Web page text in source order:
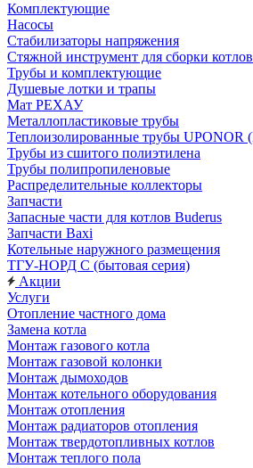
Комплектующие
Насосы
Стабилизаторы напряжения
Стяжной инструмент для сборки
Трубы и комплектующие
Душевые лотки и трапы
Мат РЕХАУ
Металлопластиковые трубы
Теплоизолированные трубы UPONOR
Трубы из сшитого полиэтилена
Трубы полипропиленовые
Распределительные коллекторы
Запчасти
Запасные части для котлов Buderus
Запчасти Baxi
Котельные наружного размещения
ТГУ-НОРД С (бытовая серия)
Акции
Услуги
Отопление частного дома
Замена котла
Монтаж газового котла
Монтаж газовой колонки
Монтаж дымоходов
Монтаж котельного оборудования
Монтаж отопления
Монтаж радиаторов отопления
Монтаж твердотопливных котлов
Монтаж теплого пола